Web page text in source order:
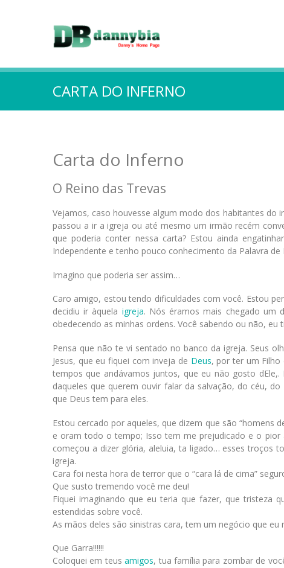
CARTA DO INFERNO
Carta do Inferno
O Reino das Trevas
Vejamos, caso houvesse algum modo dos habitantes do
passou a ir a igreja ou até mesmo um irmão recém
que poderia conter nessa carta? Estou ainda
Independente e tenho pouco conhecimento da Palavra
Imagino que poderia ser assim…
Caro amigo, estou tendo dificuldades com você. Estou
decidiu ir àquela igreja. Nós éramos mais chegado um
obedecendo as minhas ordens. Você sabendo ou não,
Pensa que não te vi sentado no banco da igreja. Seus
Jesus, que eu fiquei com inveja de Deus, por ter um Filho
tempos que andávamos juntos, que eu não gosto
daqueles que querem ouvir falar da salvação, do céu,
que Deus tem para eles.
Estou cercado por aqueles, que dizem que são “homens
e oram todo o tempo; Isso tem me prejudicado e o pior
começou a dizer glória, aleluia, ta ligado… esses troços
igreja.
Cara foi nesta hora de terror que o “cara lá de cima”
Que susto tremendo você me deu!
Fiquei imaginando que eu teria que fazer, que tristeza
estendidas sobre você.
As mãos deles são sinistras cara, tem um negócio que eu
Que Garra!!!!!!
Coloquei em teusamigos, tua família para zombar de